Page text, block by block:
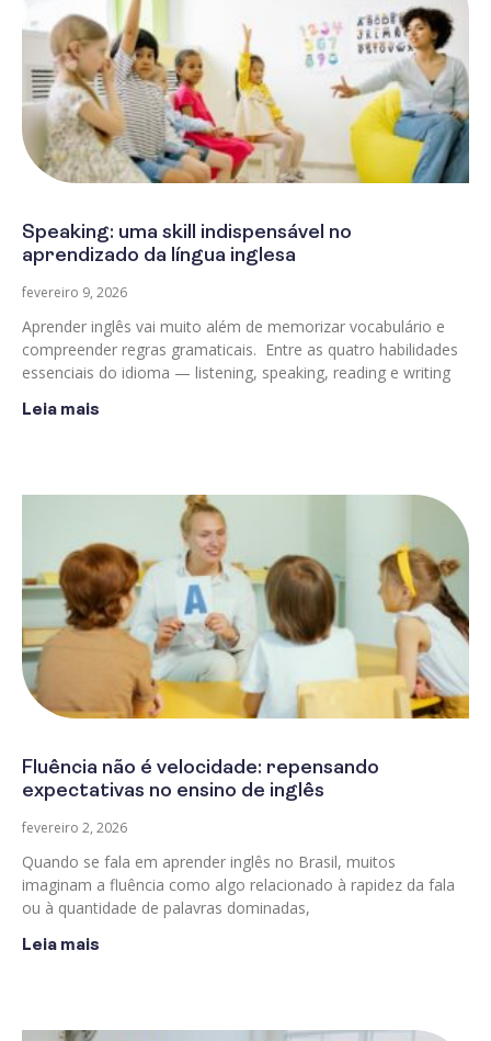
Speaking: uma skill indispensável no
aprendizado da língua inglesa
fevereiro 9, 2026
Aprender inglês vai muito além de memorizar vocabulário e
compreender regras gramaticais. Entre as quatro habilidades
essenciais do idioma — listening, speaking, reading e writing
Leia mais
Fluência não é velocidade: repensando
expectativas no ensino de inglês
fevereiro 2, 2026
Quando se fala em aprender inglês no Brasil, muitos
imaginam a fluência como algo relacionado à rapidez da fala
ou à quantidade de palavras dominadas,
Leia mais